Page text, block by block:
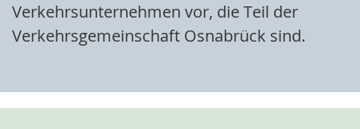
Verkehrsunternehmen vor, die Teil der
Verkehrsgemeinschaft Osnabrück sind.